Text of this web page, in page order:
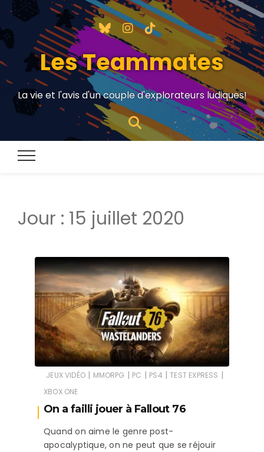
Les Teammates
La vie et l'avis d'un couple d'explorateurs ludiques!
Jour : 15 juillet 2020
JEUX VIDÉO | MMORPG | PC | PS4 | TEST EXPRESS |
XBOX ONE
On a failli jouer à Fallout 76
Quand on aime le genre post-
apocalyptique, on ne peut que se réjouir